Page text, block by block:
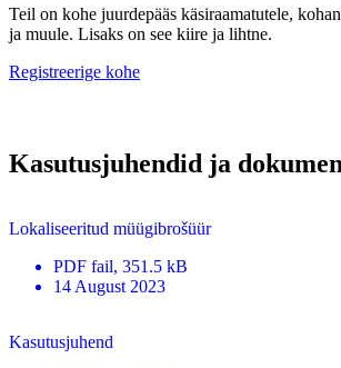
Teil on kohe juurdepääs käsiraamatutele,
ja muule. Lisaks on see kiire ja lihtne.
Registreerige kohe
Kasutusjuhendid ja
Lokaliseeritud müügibrošüür
PDF fail, 351.5 kB
14 August 2023
Kasutusjuhend